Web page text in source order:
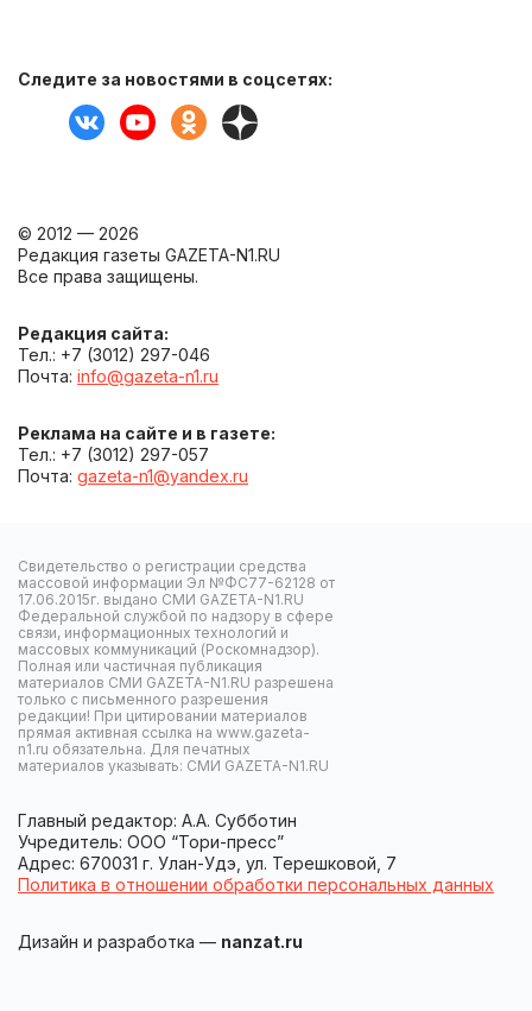
Следите за новостями в соцсетях:
© 2012 — 2026
Редакция газеты GAZETA-N1.RU
Все права защищены.
Редакция сайта:
Тел.: +7 (3012) 297-046
Почта: info@gazeta-n1.ru
Реклама на сайте и в газете:
Тел.: +7 (3012) 297-057
Почта: gazeta-n1@yandex.ru
Свидетельство о регистрации средства
массовой информации Эл №ФС77-62128 от
17.06.2015г. выдано СМИ GAZETA-N1.RU
Федеральной службой по надзору в сфере
связи, информационных технологий и
массовых коммуникаций (Роскомнадзор).
Полная или частичная публикация
материалов СМИ GAZETA-N1.RU разрешена
только с письменного разрешения
редакции! При цитировании материалов
прямая активная ссылка на www.gazeta-
n1.ru обязательна. Для печатных
материалов указывать: СМИ GAZETA-N1.RU
Главный редактор: А.А. Субботин
Учредитель: ООО “Тори-пресс”
Адрес: 670031 г. Улан-Удэ, ул. Терешковой, 7
Политика в отношении обработки персональных данных
Дизайн и разработка — nanzat.ru